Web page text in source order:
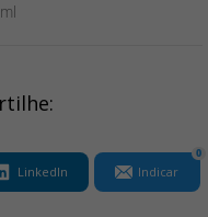
LinkedIn Indicar
0